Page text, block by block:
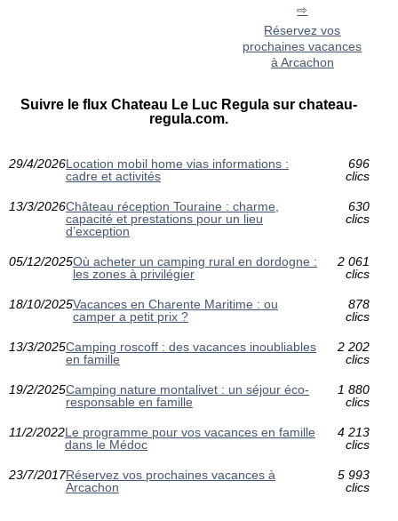
Réservez vos
prochaines vacances
à Arcachon
Suivre le flux Chateau Le Luc Regula sur chateau-
regula.com.
29/4/2026Location mobil home vias informations :
cadre et activités
696
clics
13/3/2026Château réception Touraine : charme,
capacité et prestations pour un lieu
d’exception
630
clics
05/12/2025Où acheter un camping rural en dordogne :
les zones à privilégier
2 061
clics
18/10/2025Vacances en Charente Maritime : ou
camper a petit prix ?
878
clics
13/3/2025Camping roscoff : des vacances inoubliables
en famille
2 202
clics
19/2/2025Camping nature montalivet : un séjour éco-
responsable en famille
1 880
clics
11/2/2022Le programme pour vos vacances en famille
dans le Médoc
4 213
clics
23/7/2017Réservez vos prochaines vacances à
Arcachon
5 993
clics